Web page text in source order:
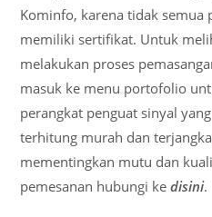
Kominfo, karena tidak semua
memiliki sertifikat. Untuk
melakukan proses
masuk ke menu portofolio
perangkat penguat sinyal
terhitung murah dan
mementingkan mutu dan
pemesanan hubungi kedisini.